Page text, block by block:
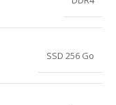
SSD 256 Go